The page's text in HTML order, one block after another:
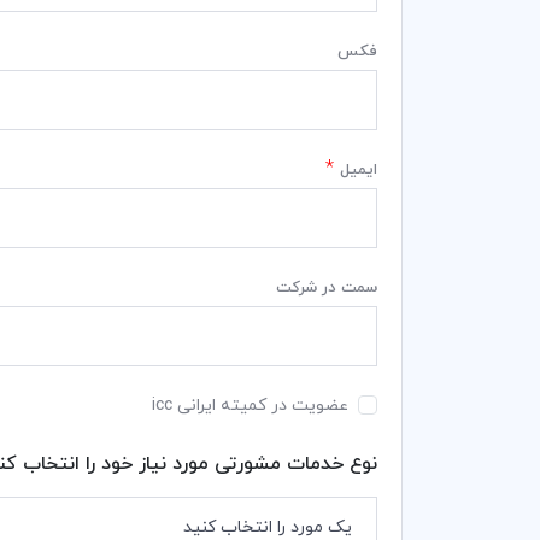
فکس
ایمیل *
سمت در شرکت
عضویت در کمیته ایرانی icc
نوع خدمات مشورتی مورد نیاز خود را انتخاب